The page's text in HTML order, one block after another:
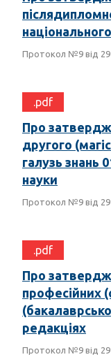
Протокол №9 від 29
.pdf
Про
другого
галузь знань
науки
Протокол №9 від 29
.pdf
Про
професійних
редакціях
Протокол №9 від 29